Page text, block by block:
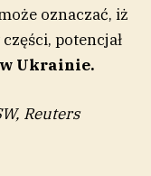
oznaczać, iż
potencjał
Ukrainie.
Reuters